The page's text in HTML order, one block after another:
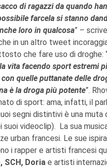
di ragazzi da quando
farcela si stanno
loro in qualcosa” –
in un altro tweet
che fare uso di droghe:
vita facendo sport estremi
quelle puttanate delle
è la droga più potente”.
di sport: ama, infatti, il
segni distintivi è una muta
suoi videoclip).
La sua
urban francesi. Le sue
i rapper e artisti francesi
SCH, Doria e artisti